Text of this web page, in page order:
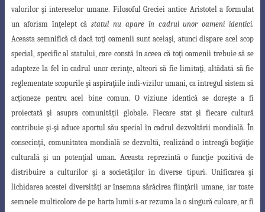
valorilor şi intereselor umane. Filosoful Greciei antice Aristotel a formulat
un aforism înţelept căstatul nu apare în cadrul unor oameni identici.
Aceasta semnifică că dacă toţi oamenii sunt aceiaşi, atunci dispare acel scop
special, specific al statului, care constă în aceea că toţi oamenii trebuie să se
adapteze la fel în cadrul unor cerinţe, alteori să fie limitaţi, altădată să fie
reglementate scopurile şi aspiraţiile indi-vizilor umani, ca întregul sistem să
acţioneze pentru acel bine comun. O viziune identică se doreşte a fi
proiectată şi asupra comunităţii globale. Fiecare stat şi fiecare cultură
contribuie şi-şi aduce aportul său special în cadrul dezvoltării mondială. În
consecinţă, comunitatea mondială se dezvoltă, realizând o întreagă bogăţie
culturală şi un potenţial uman. Aceasta reprezintă o funcţie pozitivă de
distribuire a culturilor şi a societăţilorîn diverse tipuri. Unificarea şi
lichidarea acestei diversităţi ar însemna sărăcirea fiinţării umane, iar toate
semnele multicolore de pe harta lumii s-ar rezuma la o singură culoare, ar fi